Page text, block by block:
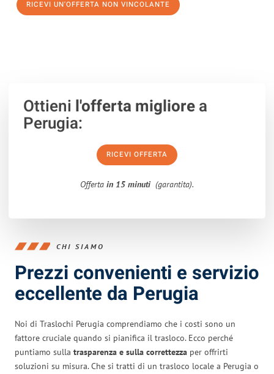
RICEVI UN'OFFERTA NON VINCOLANTE
Ottieni l'offerta migliorea
Perugia:
RICEVI OFFERTA
Offerta in 15 minuti (garantita).
CHI SIAMO
Prezzi convenienti e servizio
eccellente da Perugia
Noi di Traslochi Perugia comprendiamo che i costi sono un
fattore cruciale quando si pianifica il trasloco. Ecco perché
puntiamo sulla trasparenza e sulla correttezza per offrirti
soluzioni su misura. Che si tratti di un trasloco locale a Perugia o